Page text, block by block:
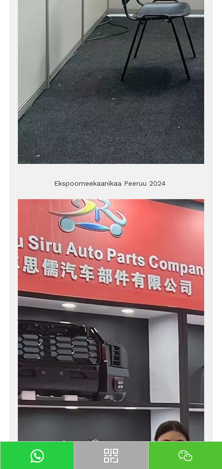
Ekspoomeekaanikaa Peeruu 2024